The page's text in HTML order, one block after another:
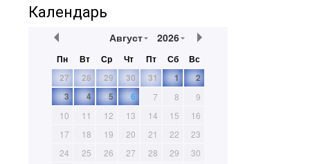
Календарь
Август 2026
Пн Вт Ср Чт Пт Сб
Вс
27
28 29 30 31 1
2
3
4 5 6 7 8
9
10
11 12 13 14 15
16
17
18 19 20 21 22
23
24
25 26 27 28 29
30